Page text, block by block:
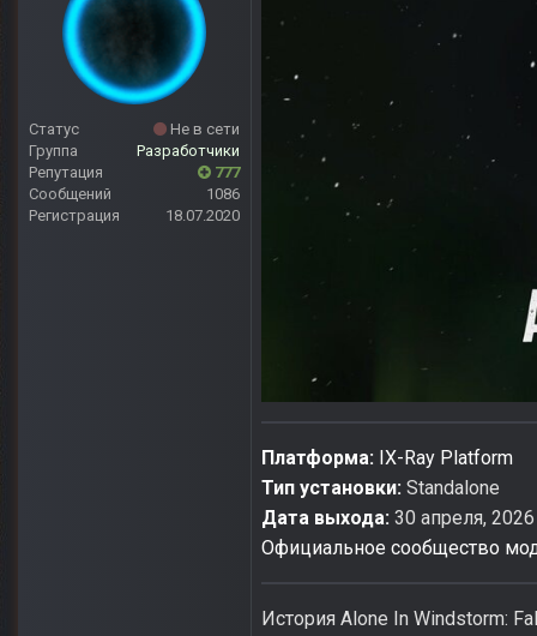
Статус
Не в сети
Группа
Разработчики
Репутация
777
Сообщений
1086
Регистрация
18.07.2020
Платформа: IX-Ray Platform
Тип установки: Standalone
Дата выхода: 30 апреля, 2026
Официальное сообщество
История Alone In Windstorm: